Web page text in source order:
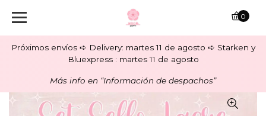
Próximos envíos ➪ Delivery: martes 11 de agosto ➪ Starken y
Bluexpress : martes 11 de agosto
Más info en “Información de despachos”
0